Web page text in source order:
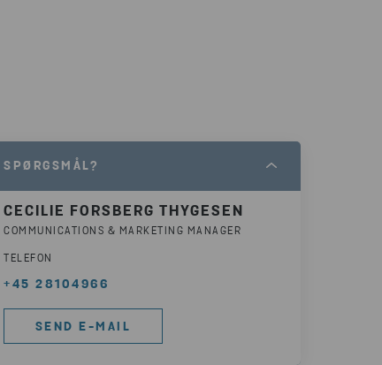
SPØRGSMÅL?
CECILIE FORSBERG THYGESEN
COMMUNICATIONS & MARKETING MANAGER
TELEFON
+45 28104966
SEND E-MAIL